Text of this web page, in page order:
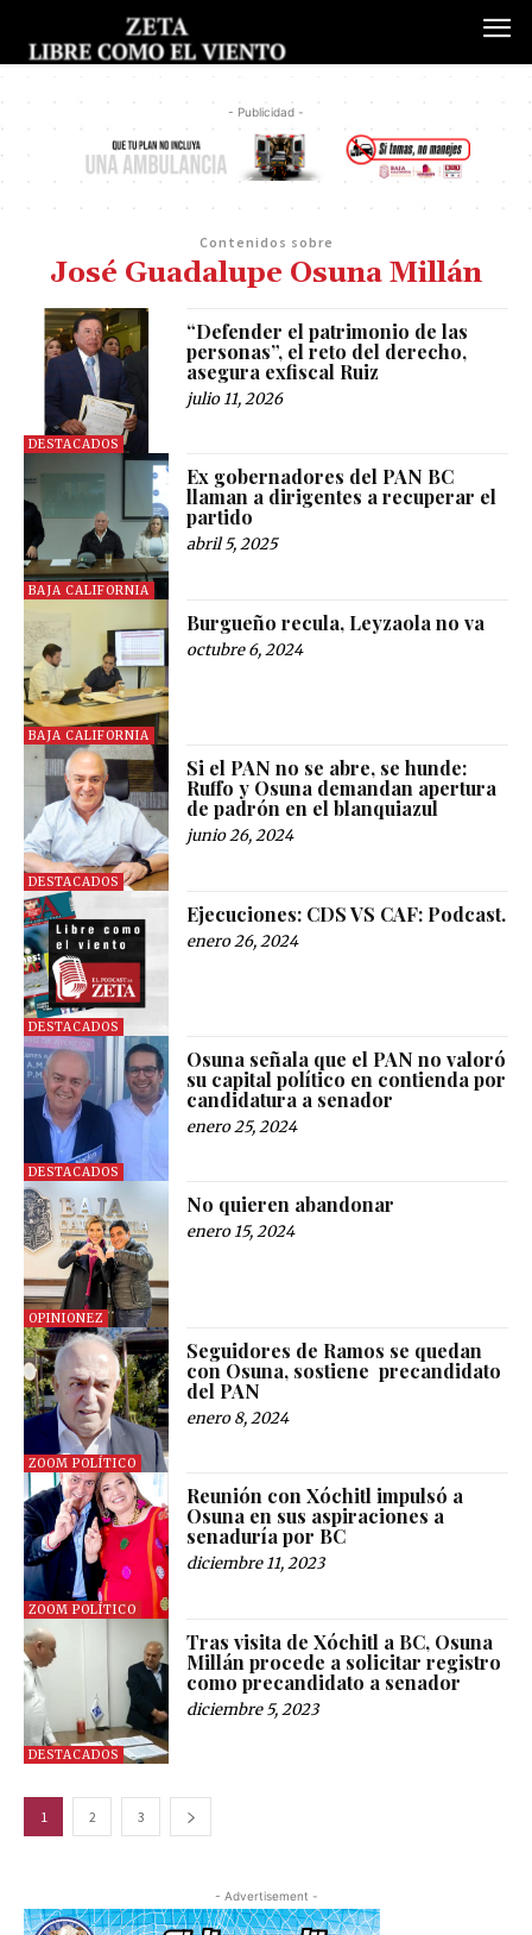
- Publicidad -
Contenidos sobre
José Guadalupe Osuna Millán
DESTACADOS
“Defender el patrimonio de las
personas”, el reto del derecho,
asegura exfiscal Ruiz
julio 11, 2026
BAJA CALIFORNIA
Ex gobernadores del PAN BC
llaman a dirigentes a recuperar el
partido
abril 5, 2025
BAJA CALIFORNIA
Burgueño recula, Leyzaola no va
octubre 6, 2024
DESTACADOS
Si el PAN no se abre, se hunde:
Ruffo y Osuna demandan apertura
de padrón en el blanquiazul
junio 26, 2024
DESTACADOS
Ejecuciones: CDS VS CAF: Podcast.
enero 26, 2024
DESTACADOS
Osuna señala que el PAN no valoró
su capital político en contienda por
candidatura a senador
enero 25, 2024
OPINIONEZ
No quieren abandonar
enero 15, 2024
ZOOM POLÍTICO
Seguidores de Ramos se quedan
con Osuna, sostiene precandidato
del PAN
enero 8, 2024
ZOOM POLÍTICO
Reunión con Xóchitl impulsó a
Osuna en sus aspiraciones a
senaduría por BC
diciembre 11, 2023
DESTACADOS
Tras visita de Xóchitl a BC, Osuna
Millán procede a solicitar registro
como precandidato a senador
diciembre 5, 2023
1 2 3
- Advertisement -